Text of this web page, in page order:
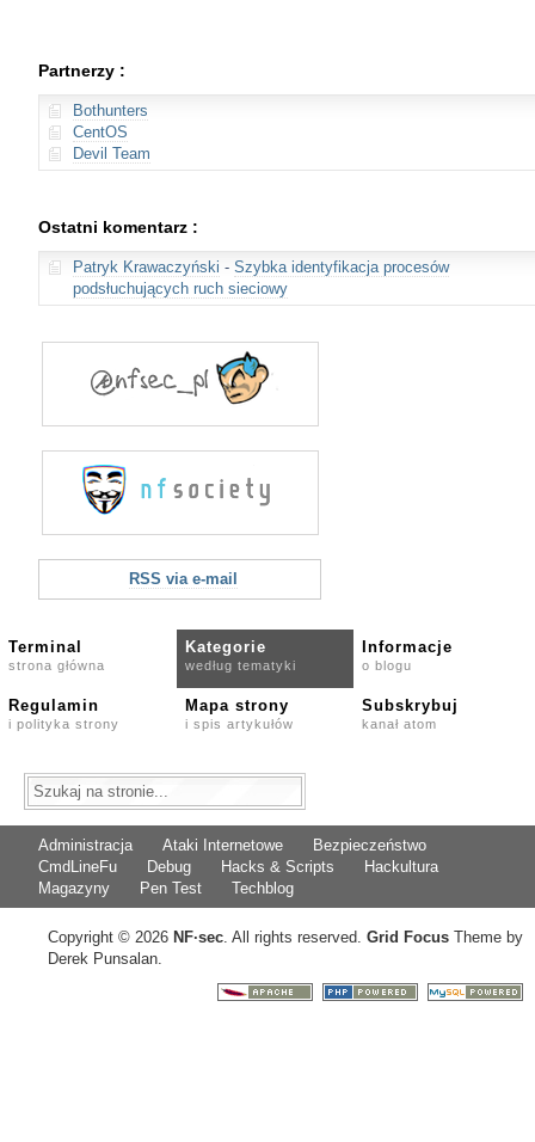
Partnerzy :
Bothunters
CentOS
Devil Team
Ostatni komentarz :
Patryk Krawaczyński - Szybka identyfikacja procesów
podsłuchujących ruch sieciowy
RSS via e-mail
Terminal
strona główna
Kategorie
według tematyki
Informacje
o blogu
Regulamin
i polityka strony
Mapa strony
i spis artykułów
Subskrybuj
kanał atom
Administracja Ataki Internetowe
Bezpieczeństwo
CmdLineFu
Debug Hacks & Scripts
Hackultura
Magazyny
Pen Test Techblog
Copyright © 2026 NF·sec. All rights reserved. Grid Focus Theme by
Derek Punsalan.